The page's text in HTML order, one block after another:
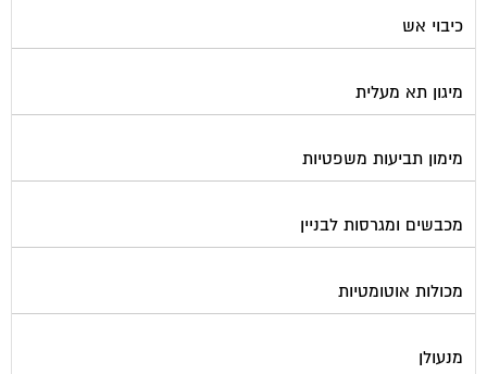
כיבוי אש
מיגון תא מעלית
מימון תביעות משפטיות
מכבשים ומגרסות לבניין
מכולות אוטומטיות
מנעולן